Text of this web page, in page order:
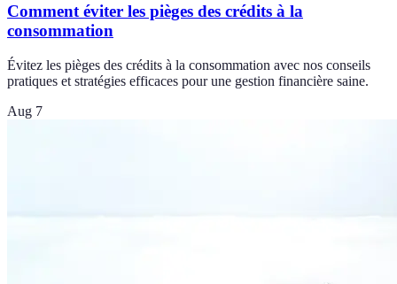
Comment éviter les pièges des crédits à la
consommation
Évitez les pièges des crédits à la consommation avec nos conseils
pratiques et stratégies efficaces pour une gestion financière saine.
Aug 7